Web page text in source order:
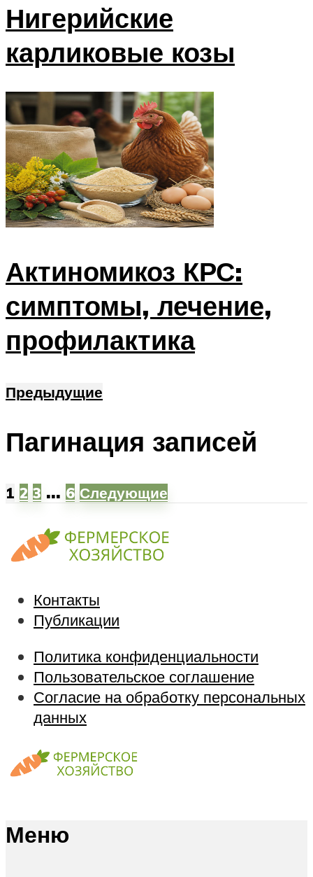
Нигерийские
карликовые козы
Актиномикоз КРС:
симптомы, лечение,
профилактика
Предыдущие
Пагинация записей
1 2 3 … 6 Следующие
Контакты
Публикации
Политика конфиденциальности
Пользовательское соглашение
Согласие на обработку персональных
данных
Меню